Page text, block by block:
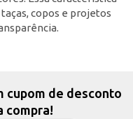
copos e projetos
cupom de desconto
compra!